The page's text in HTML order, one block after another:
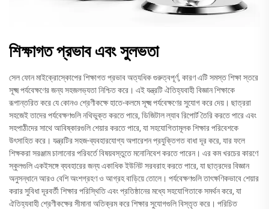
শিক্ষাগত প্রভাব এবং সুলভতা
সেল ফোন মাইক্রোস্কোপের শিক্ষাগত প্রভাব অত্যধিক গুরুত্বপূর্ণ, কারণ এটি সমস্ত শিক্ষা স্তরে
সূক্ষ্ম পর্যবেক্ষণের জন্য সহজলভ্যতা নিশ্চিত করে। এই যন্ত্রটি ঐতিহ্যবাহী বিজ্ঞান শিক্ষাকে
রূপান্তরিত করে যে কোনও শ্রেণীকক্ষে হাতে-কলমে সূক্ষ্ম পর্যবেক্ষণের সুযোগ করে দেয়। ছাত্ররা
সহজেই তাদের পর্যবেক্ষণগুলি নথিভুক্ত করতে পারে, ডিজিটাল ল্যাব রিপোর্ট তৈরি করতে পারে এবং
সহপাঠীদের সাথে আবিষ্কারগুলি শেয়ার করতে পারে, যা সহযোগিতামূলক শিক্ষার পরিবেশকে
উৎসাহিত করে। যন্ত্রটির সহজ-ব্যবহারযোগ্য অপারেশন প্রযুক্তিগত বাধা দূর করে, যার ফলে
শিক্ষকরা সরঞ্জাম চালানোর পরিবর্তে বিষয়বস্তুতে মনোনিবেশ করতে পারেন। এর কম খরচের কারণে
স্কুলগুলি একইসঙ্গে ব্যবহারের জন্য একাধিক ইউনিট সরবরাহ করতে পারে, যা ছাত্রদের বিজ্ঞান
অনুসন্ধানে আরও বেশি অংশগ্রহণ ও আগ্রহ বাড়িয়ে তোলে। পর্যবেক্ষণগুলি তাৎক্ষণিকভাবে শেয়ার
করার সুবিধা দূরবর্তী শিক্ষার পরিস্থিতি এবং প্রতিষ্ঠানের মধ্যে সহযোগিতাকে সমর্থন করে, যা
ঐতিহ্যবাহী শ্রেণীকক্ষের সীমানা অতিক্রম করে শিক্ষার সুযোগগুলি বিস্তৃত করে। পরিচিত